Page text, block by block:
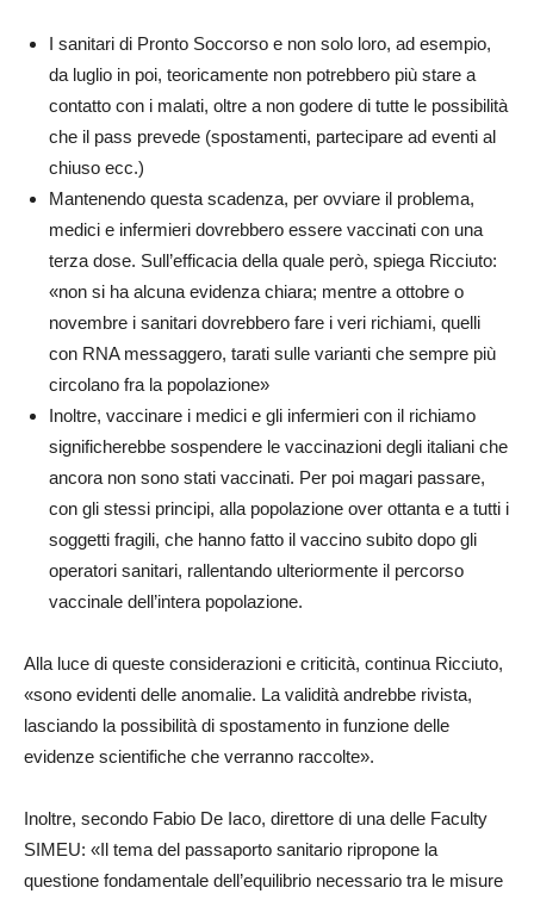
I sanitari di Pronto Soccorso e non solo loro, ad esempio,
da luglio in poi, teoricamente non potrebbero più stare a
contatto con i malati, oltre a non godere di tutte le possibilità
che il pass prevede (spostamenti, partecipare ad eventi al
chiuso ecc.)
Mantenendo questa scadenza, per ovviare il problema,
medici e infermieri dovrebbero essere vaccinati con una
terza dose. Sull’efficacia della quale però, spiega Ricciuto:
«non si ha alcuna evidenza chiara; mentre a ottobre o
novembre i sanitari dovrebbero fare i veri richiami, quelli
con RNA messaggero, tarati sulle varianti che sempre più
circolano fra la popolazione»
Inoltre, vaccinare i medici e gli infermieri con il richiamo
significherebbe sospendere le vaccinazioni degli italiani che
ancora non sono stati vaccinati. Per poi magari passare,
con gli stessi principi, alla popolazione over ottanta e a tutti i
soggetti fragili, che hanno fatto il vaccino subito dopo gli
operatori sanitari, rallentando ulteriormente il percorso
vaccinale dell’intera popolazione.
Alla luce di queste considerazioni e criticità, continua Ricciuto,
«sono evidenti delle anomalie. La validità andrebbe rivista,
lasciando la possibilità di spostamento in funzione delle
evidenze scientifiche che verranno raccolte».
Inoltre, secondo Fabio De Iaco, direttore di una delle Faculty
SIMEU: «Il tema del passaporto sanitario ripropone la
questione fondamentale dell’equilibrio necessario tra le misure